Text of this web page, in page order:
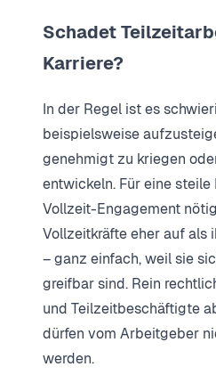
Schadet
Karriere?
In der Regel ist es
beispielsweise
genehmigt zu kriegen
entwickeln. Für eine steile
Vollzeit-Engagement
Vollzeitkräfte eher auf als
– ganz einfach, weil sie
greifbar sind. Rein
und Teilzeitbeschäftigte
dürfen vom Arbeitgeber
werden.